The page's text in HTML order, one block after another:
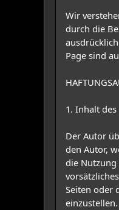
Wir
durch die
Page sind
1. Inhalt
Der Autor
den Autor,
die
Seiten oder
einzustellen.